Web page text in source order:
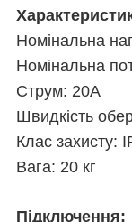
Номінальна
Номінальна
Струм: 20A
Швидкість
Клас захисту:
Вага: 20 кг
Підключення: